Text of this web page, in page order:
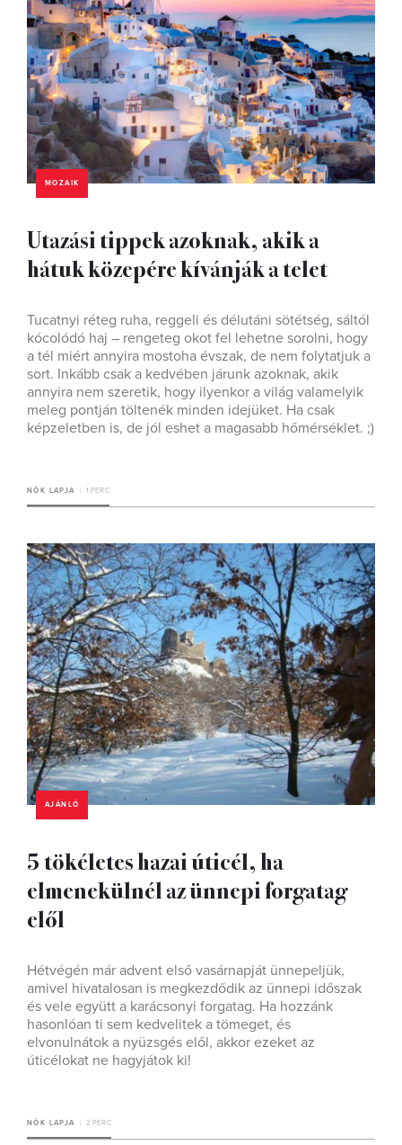
MOZAIK
Utazási tippek azoknak, akik a
hátuk közepére kívánják a telet
Tucatnyi réteg ruha, reggeli és délutáni sötétség, sáltól
kócolódó haj – rengeteg okot fel lehetne sorolni, hogy
a tél miért annyira mostoha évszak, de nem folytatjuk a
sort. Inkább csak a kedvében járunk azoknak, akik
annyira nem szeretik, hogy ilyenkor a világ valamelyik
meleg pontján töltenék minden idejüket. Ha csak
képzeletben is, de jól eshet a magasabb hőmérséklet. ;)
NŐK LAPJA 1 PERC
AJÁNLÓ
5 tökéletes hazai úticél, ha
elmenekülnél az ünnepi forgatag
elől
Hétvégén már advent első vasárnapját ünnepeljük,
amivel hivatalosan is megkezdődik az ünnepi időszak
és vele együtt a karácsonyi forgatag. Ha hozzánk
hasonlóan ti sem kedvelitek a tömeget, és
elvonulnátok a nyüzsgés elől, akkor ezeket az
úticélokat ne hagyjátok ki!
NŐK LAPJA 2 PERC